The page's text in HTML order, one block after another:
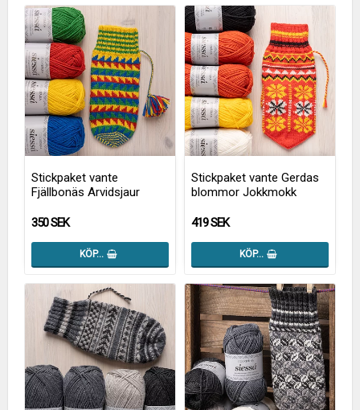
Stickpaket vante
Fjällbonäs Arvidsjaur
350 SEK
KÖP…
Stickpaket vante Gerdas
blommor Jokkmokk
419 SEK
KÖP…